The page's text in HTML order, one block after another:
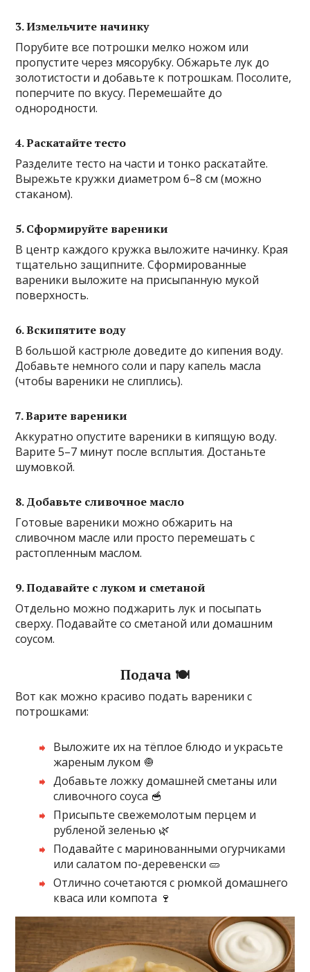
3. Измельчите начинку
Порубите все потрошки мелко ножом или
пропустите через мясорубку. Обжарьте лук до
золотистости и добавьте к потрошкам. Посолите,
поперчите по вкусу. Перемешайте до
однородности.
4. Раскатайте тесто
Разделите тесто на части и тонко раскатайте.
Вырежьте кружки диаметром 6–8 см (можно
стаканом).
5. Сформируйте вареники
В центр каждого кружка выложите начинку. Края
тщательно защипните. Сформированные
вареники выложите на присыпанную мукой
поверхность.
6. Вскипятите воду
В большой кастрюле доведите до кипения воду.
Добавьте немного соли и пару капель масла
(чтобы вареники не слиплись).
7. Варите вареники
Аккуратно опустите вареники в кипящую воду.
Варите 5–7 минут после всплытия. Достаньте
шумовкой.
8. Добавьте сливочное масло
Готовые вареники можно обжарить на
сливочном масле или просто перемешать с
растопленным маслом.
9. Подавайте с луком и сметаной
Отдельно можно поджарить лук и посыпать
сверху. Подавайте со сметаной или домашним
соусом.
Подача 🍽️
Вот как можно красиво подать вареники с
потрошками:
Выложите их на тёплое блюдо и украсьте
жареным луком 🧅
Добавьте ложку домашней сметаны или
сливочного соуса 🥣
Присыпьте свежемолотым перцем и
рубленой зеленью 🌿
Подавайте с маринованными огурчиками
или салатом по-деревенски 🥒
Отлично сочетаются с рюмкой домашнего
кваса или компота 🍷